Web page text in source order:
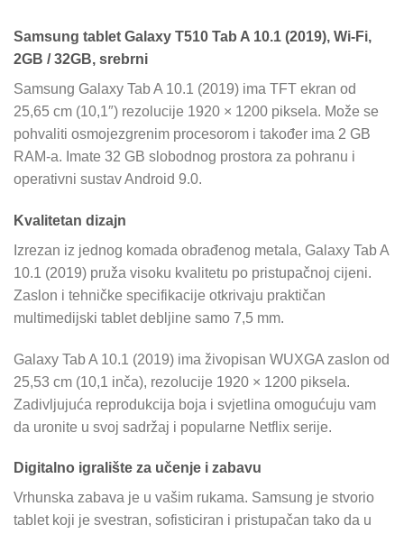
Samsung tablet Galaxy T510 Tab A 10.1 (2019), Wi-Fi,
2GB / 32GB, srebrni
Samsung Galaxy Tab A 10.1 (2019) ima TFT ekran od
25,65 cm (10,1″) rezolucije 1920 × 1200 piksela. Može se
pohvaliti osmojezgrenim procesorom i također ima 2 GB
RAM-a. Imate 32 GB slobodnog prostora za pohranu i
operativni sustav Android 9.0.
Kvalitetan dizajn
Izrezan iz jednog komada obrađenog metala, Galaxy Tab A
10.1 (2019) pruža visoku kvalitetu po pristupačnoj cijeni.
Zaslon i tehničke specifikacije otkrivaju praktičan
multimedijski tablet debljine samo 7,5 mm.
Galaxy Tab A 10.1 (2019) ima živopisan WUXGA zaslon od
25,53 cm (10,1 inča), rezolucije 1920 × 1200 piksela.
Zadivljujuća reprodukcija boja i svjetlina omogućuju vam
da uronite u svoj sadržaj i popularne Netflix serije.
Digitalno igralište za učenje i zabavu
Vrhunska zabava je u vašim rukama. Samsung je stvorio
tablet koji je svestran, sofisticiran i pristupačan tako da u